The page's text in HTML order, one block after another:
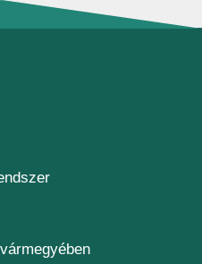
(új ablakban nyílik